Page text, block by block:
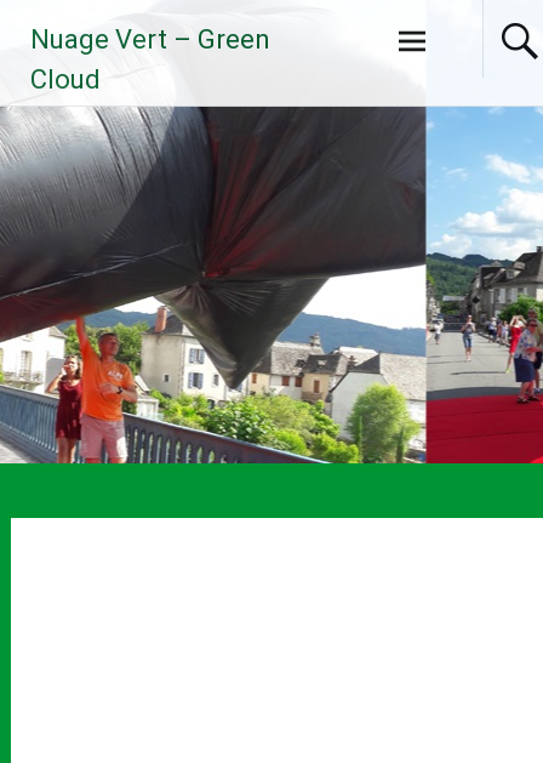
contenu
principal
Nuage Vert – Green
Cloud